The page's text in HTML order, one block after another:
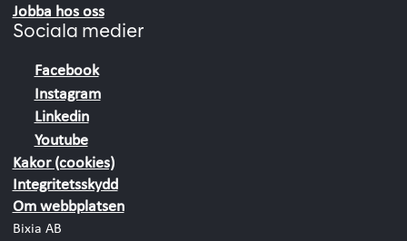
Jobba hos oss
Sociala medier
Facebook
Instagram
Linkedin
Youtube
Kakor (cookies)
Integritetsskydd
Om webbplatsen
Bixia AB